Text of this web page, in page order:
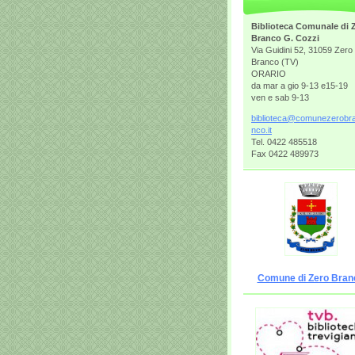
Biblioteca Comunale di
Branco G. Cozzi
Via Guidini 52, 31059 Zero
Branco (TV)
ORARIO
da mar a gio 9-13 e15-19
ven e sab 9-13
biblioteca@comun
nco.it
Tel. 0422 485518
Fax 0422 489973
Comune di Zero